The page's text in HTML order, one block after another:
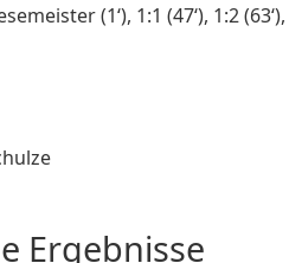
(1‘), 1:1 (47‘), 1:2
Ergebnisse